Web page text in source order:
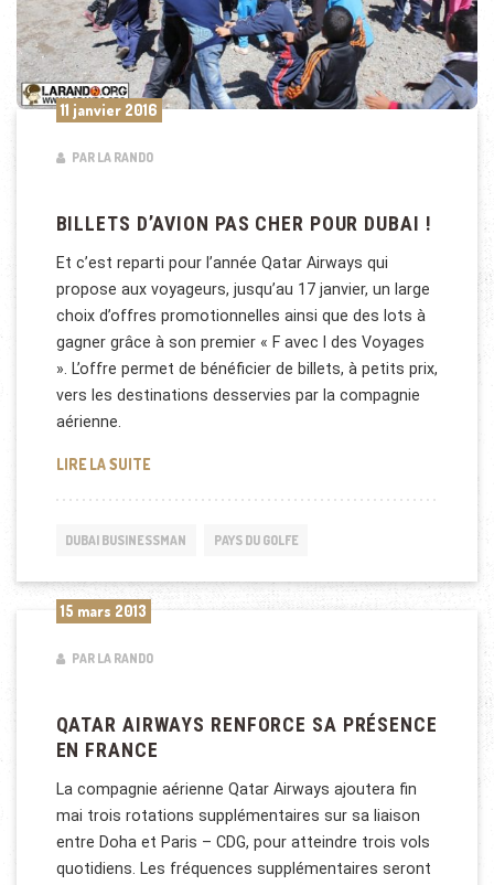
11 janvier 2016
PAR LA RANDO
BILLETS D’AVION PAS CHER POUR DUBAI !
Et c’est reparti pour l’année Qatar Airways qui
propose aux voyageurs, jusqu’au 17 janvier, un large
choix d’offres promotionnelles ainsi que des lots à
gagner grâce à son premier « F avec l des Voyages
». L’offre permet de bénéficier de billets, à petits prix,
vers les destinations desservies par la compagnie
aérienne.
LIRE LA SUITEBILLETS D’AVION PAS CHER POUR DUBAI !
DUBAI BUSINESSMAN PAYS DU GOLFE
15 mars 2013
PAR LA RANDO
QATAR AIRWAYS RENFORCE SA PRÉSENCE
EN FRANCE
La compagnie aérienne Qatar Airways ajoutera fin
mai trois rotations supplémentaires sur sa liaison
entre Doha et Paris – CDG, pour atteindre trois vols
quotidiens. Les fréquences supplémentaires seront